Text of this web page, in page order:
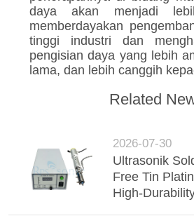
daya akan menjadi
memberdayakan
tinggi industri dan
pengisian daya yang lebih
lama, dan lebih canggih
Related
2026-07-30
Ultrasonik
Free Tin
High-